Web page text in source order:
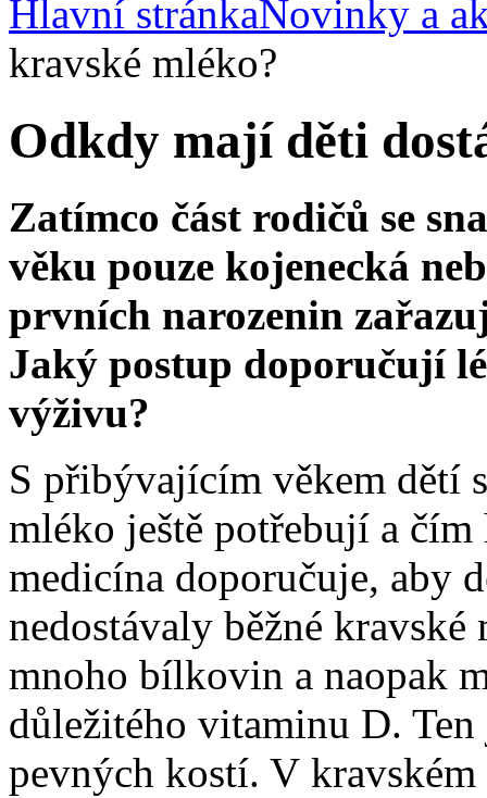
Hlavní stránkaNovinky a
kravské mléko?
Odkdy mají děti
Zatímco část rodičů se
věku pouze kojenecká
prvních narozenin
Jaký postup doporučují
výživu?
S přibývajícím věkem dětí
mléko ještě potřebují a
medicína doporučuje, aby
nedostávaly běžné
mnoho bílkovin a naopak
důležitého vitaminu D.
pevných kostí. V kravském